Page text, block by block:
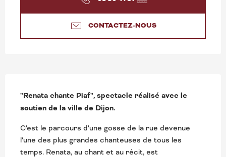
CONTACTEZ-NOUS
DESCRIPTION
"Renata chante Piaf", spectacle réalisé avec le
soutien de la ville de Dijon.
C'est le parcours d'une gosse de la rue devenue
l'une des plus grandes chanteuses de tous les
temps. Renata, au chant et au récit, est